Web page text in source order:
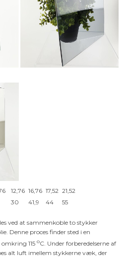
12,76 16,76 17,52 21,52
30 41,9 44 55
ved at sammenkoble to stykker
Denne proces finder sted i en
115oC. Under forberedelserne af
alt luft imellem stykkerne væk, der